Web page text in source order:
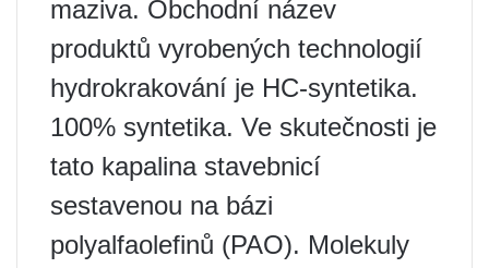
maziva. Obchodní název
produktů vyrobených technologií
hydrokrakování je HC-syntetika.
100% syntetika. Ve skutečnosti je
tato kapalina stavebnicí
sestavenou na bázi
polyalfaolefinů (PAO). Molekuly